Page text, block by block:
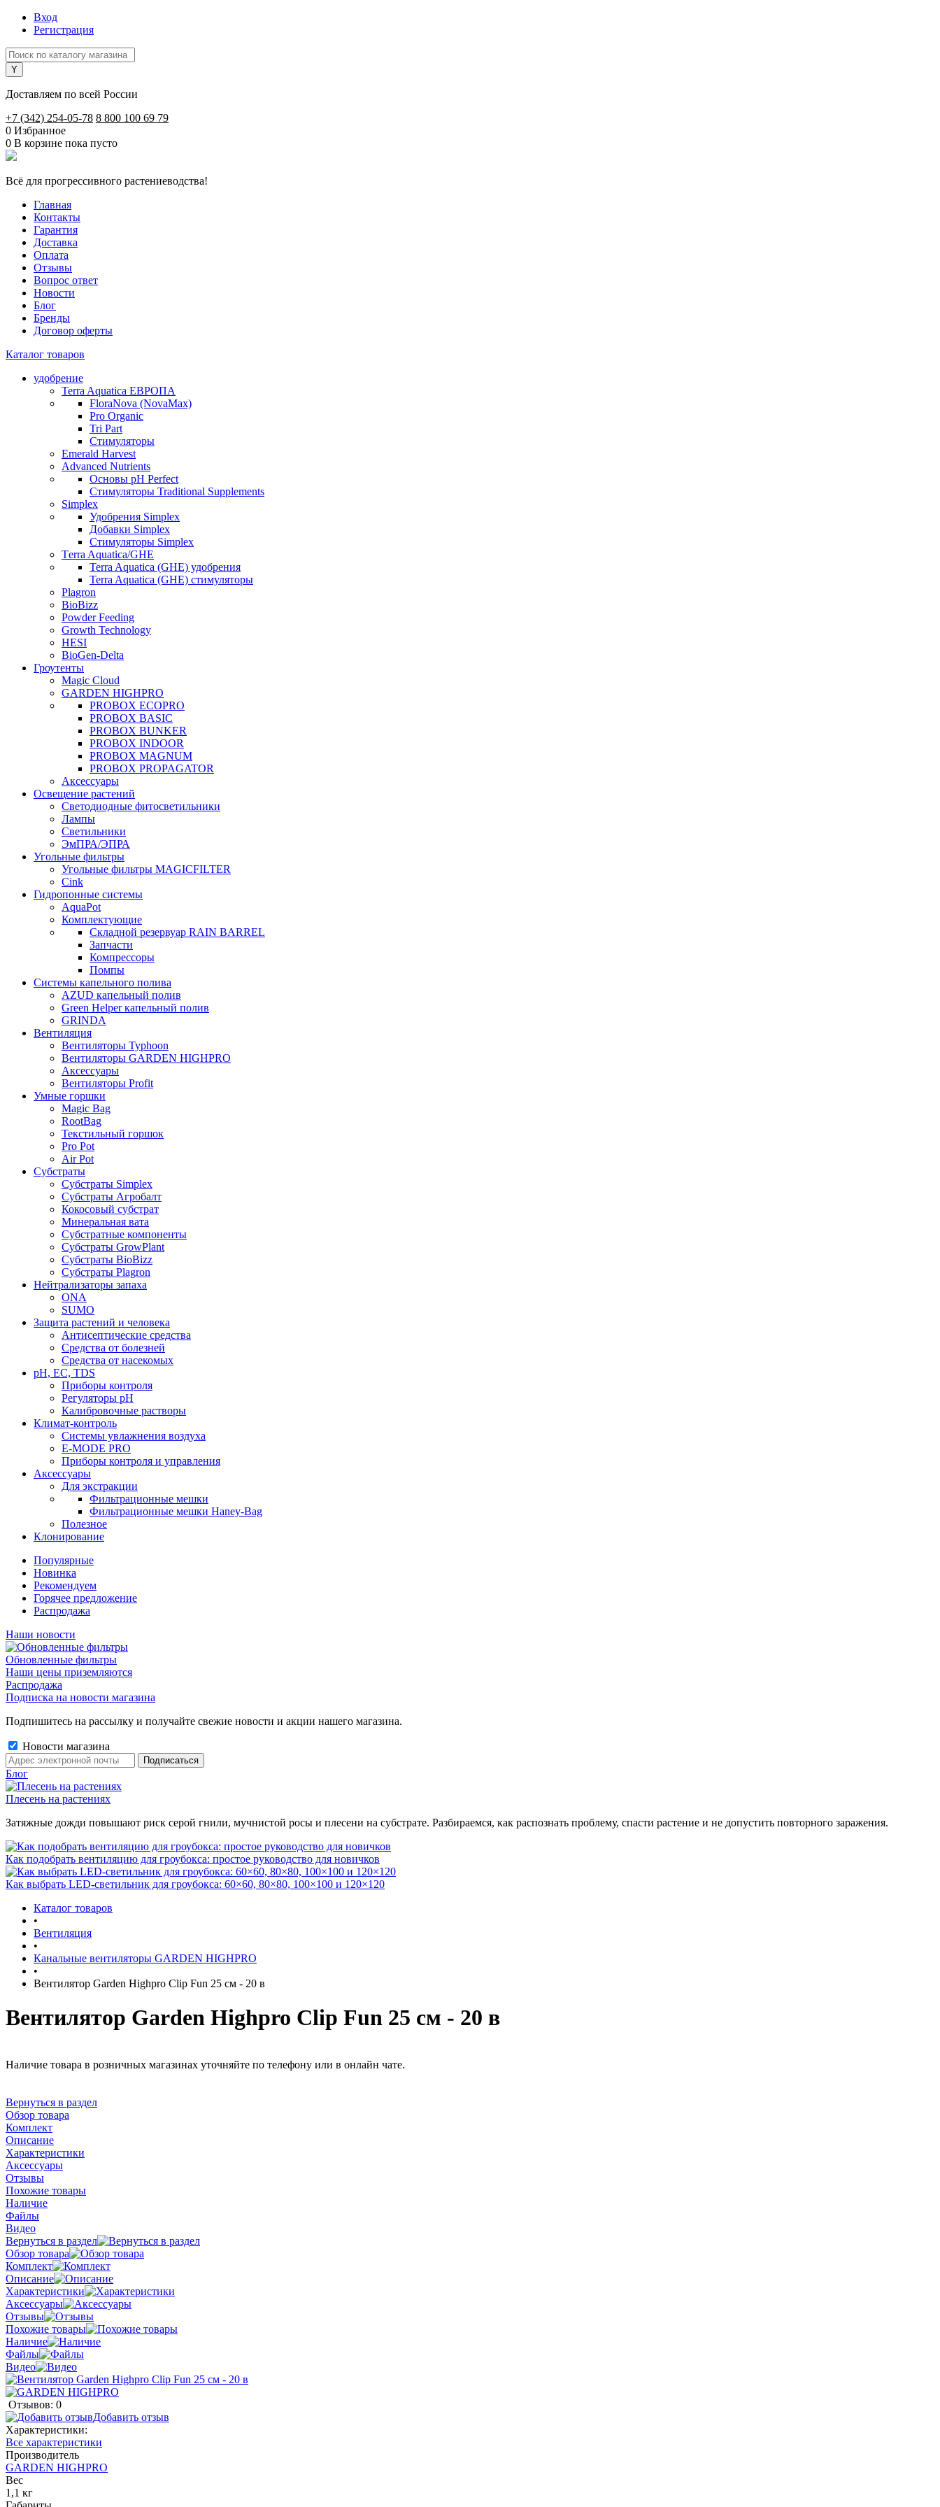
Вход
Регистрация
Доставляем по всей России
+7 (342) 254-05-78 8 800 100 69 79
0 Избранное
0 В корзине пока пусто
Всё для прогрессивного растениеводства!
Главная
Контакты
Гарантия
Доставка
Оплата
Отзывы
Вопрос ответ
Новости
Блог
Бренды
Договор оферты
Каталог товаров
удобрение
Terra Aquatica ЕВРОПА
FloraNova (NovaMax)
Pro Organic
Tri Part
Стимуляторы
Emerald Harvest
Advanced Nutrients
Основы pH Perfect
Стимуляторы Traditional Supplements
Simplex
Удобрения Simplex
Добавки Simplex
Стимуляторы Simplex
Тerra Aquatica/GHE
Terra Aquatica (GHE) удобрения
Terra Aquatica (GHE) стимуляторы
Plagron
BioBizz
Powder Feeding
Growth Technology
HESI
BioGen-Delta
Гроутенты
Magic Cloud
GARDEN HIGHPRO
PROBOX ECOPRO
PROBOX BASIC
PROBOX BUNKER
PROBOX INDOOR
PROBOX MAGNUM
PROBOX PROPAGATOR
Аксессуары
Освещение растений
Светодиодные фитосветильники
Лампы
Светильники
ЭмПРА/ЭПРА
Угольные фильтры
Угольные фильтры MAGICFILTER
Cink
Гидропонные системы
AquaPot
Комплектующие
Складной резервуар RAIN BARREL
Запчасти
Компрессоры
Помпы
Системы капельного полива
AZUD капельный полив
Green Helper капельный полив
GRINDA
Вентиляция
Вентиляторы Typhoon
Вентиляторы GARDEN HIGHPRO
Аксессуары
Вентиляторы Profit
Умные горшки
Magic Bag
RootBag
Текстильный горшок
Pro Pot
Air Pot
Субстраты
Субстраты Simplex
Субстраты Агробалт
Кокосовый субстрат
Минеральная вата
Субстратные компоненты
Субстраты GrowPlant
Субстраты BioBizz
Субстраты Plagron
Нейтрализаторы запаха
ONA
SUMO
Защита растений и человека
Антисептические средства
Средства от болезней
Средства от насекомых
pH, EC, TDS
Приборы контроля
Регуляторы pH
Калибровочные растворы
Климат-контроль
Системы увлажнения воздуха
E-MODE PRO
Приборы контроля и управления
Аксессуары
Для экстракции
Фильтрационные мешки
Фильтрационные мешки Haney-Bag
Полезное
Клонирование
Популярные
Новинка
Рекомендуем
Горячее предложение
Распродажа
Наши новости
Обновленные фильтры
Наши цены приземляются
Распродажа
Подписка на новости магазина
Подпишитесь на рассылку и получайте свежие новости и акции нашего магазина.
Новости магазина
Блог
Плесень на растениях
Затяжные дожди повышают риск серой гнили, мучнистой росы и плесени на субстрате. Разбираемся, как распознать проблему, спасти растение и не допустить повторного заражения.
Как подобрать вентиляцию для гроубокса: простое руководство для новичков
Как выбрать LED-светильник для гроубокса: 60×60, 80×80, 100×100 и 120×120
Каталог товаров
•
Вентиляция
•
Канальные вентиляторы GARDEN HIGHPRO
•
Вентилятор Garden Highpro Clip Fun 25 см - 20 в
Вентилятор Garden Highpro Clip Fun 25 см - 20 в
Наличие товара в розничных магазинах уточняйте по телефону или в онлайн чате.
Вернуться в раздел
Обзор товара
Комплект
Описание
Характеристики
Аксессуары
Отзывы
Похожие товары
Наличие
Файлы
Видео
Вернуться в раздел
Обзор товара
Комплект
Описание
Характеристики
Аксессуары
Отзывы
Похожие товары
Наличие
Файлы
Видео
Отзывов: 0
Добавить отзыв
Характеристики:
Все характеристики
Производитель
GARDEN HIGHPRO
Вес
1,1 кг